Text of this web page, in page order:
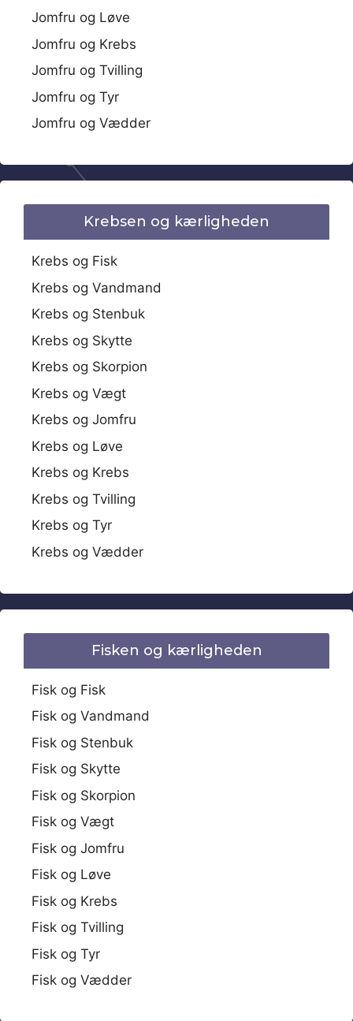
Jomfru og Løve
Jomfru og Krebs
Jomfru og Tvilling
Jomfru og Tyr
Jomfru og Vædder
Krebsen og kærligheden
Krebs og Fisk
Krebs og Vandmand
Krebs og Stenbuk
Krebs og Skytte
Krebs og Skorpion
Krebs og Vægt
Krebs og Jomfru
Krebs og Løve
Krebs og Krebs
Krebs og Tvilling
Krebs og Tyr
Krebs og Vædder
Fisken og kærligheden
Fisk og Fisk
Fisk og Vandmand
Fisk og Stenbuk
Fisk og Skytte
Fisk og Skorpion
Fisk og Vægt
Fisk og Jomfru
Fisk og Løve
Fisk og Krebs
Fisk og Tvilling
Fisk og Tyr
Fisk og Vædder